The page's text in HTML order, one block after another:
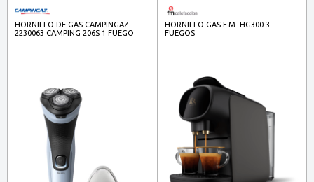
HORNILLO DE GAS CAMPINGAZ
2230063 CAMPING 206S 1 FUEGO
HORNILLO GAS F.M. HG300 3
FUEGOS